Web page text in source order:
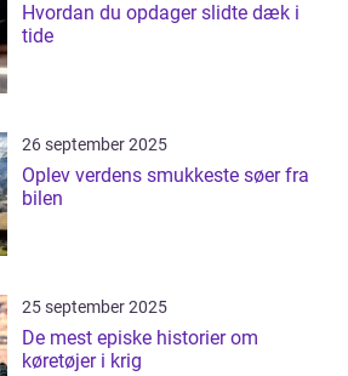
Hvordan du opdager slidte dæk i
tide
26 september 2025
Oplev verdens smukkeste søer fra
bilen
25 september 2025
De mest episke historier om
køretøjer i krig